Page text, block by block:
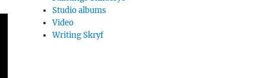
Studio albums
Video
Writing Skryf